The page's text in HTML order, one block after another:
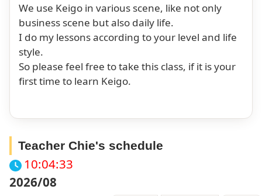
We use Keigo in various scene, like not only
business scene but also daily life.
I do my lessons according to your level and life
style.
So please feel free to take this class, if it is your
first time to learn Keigo.
Teacher Chie's schedule
10:04:34
2026/08